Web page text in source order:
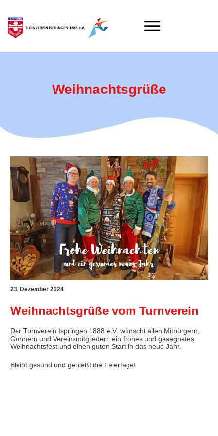
Weihnachtsgrüße
23. Dezember 2024
Weihnachtsgrüße vom Turnverein
Der Turnverein Ispringen 1888 e.V. wünscht allen Mitbürgern,
Gönnern und Vereinsmitgliedern ein frohes und gesegnetes
Weihnachtsfest und einen guten Start in das neue Jahr.
Bleibt gesund und genießt die Feiertage!